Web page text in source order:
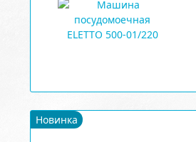
Новинка